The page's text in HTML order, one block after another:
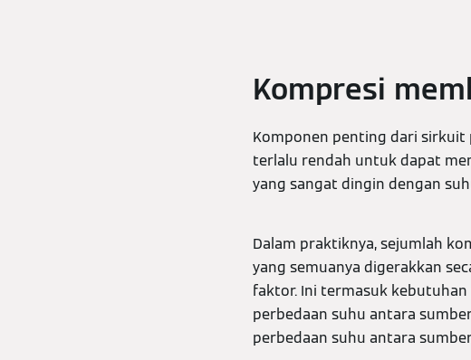
Kompresi
Komponen penting dari sirkuit
terlalu rendah untuk dapat
yang sangat dingin dengan
Dalam praktiknya, sejumlah
yang semuanya digerakkan
faktor. Ini termasuk
perbedaan suhu antara
perbedaan suhu antara